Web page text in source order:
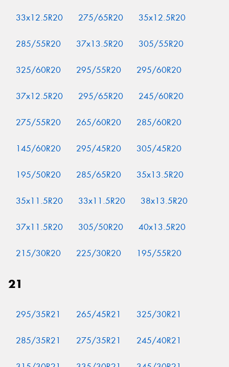
33x12.5R20 275/65R20 35x12.5R20
285/55R20 37x13.5R20 305/55R20
325/60R20 295/55R20 295/60R20
37x12.5R20 295/65R20 245/60R20
275/55R20 265/60R20 285/60R20
145/60R20 295/45R20 305/45R20
195/50R20 285/65R20 35x13.5R20
35x11.5R20 33x11.5R20 38x13.5R20
37x11.5R20 305/50R20 40x13.5R20
215/30R20 225/30R20 195/55R20
21
295/35R21 265/45R21 325/30R21
285/35R21 275/35R21 245/40R21